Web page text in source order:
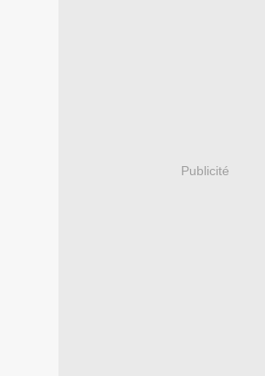
Publicité